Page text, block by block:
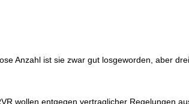
Anzahl ist sie zwar gut losgeworden, aber
wollen entgegen vertraglicher Regelungen